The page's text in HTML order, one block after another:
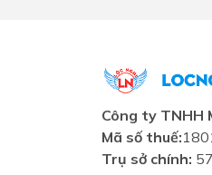
3.3.
Dù không
nếu được
3.4.
Công ty TNHH
Mã số thuế:
Trụ sở chính: